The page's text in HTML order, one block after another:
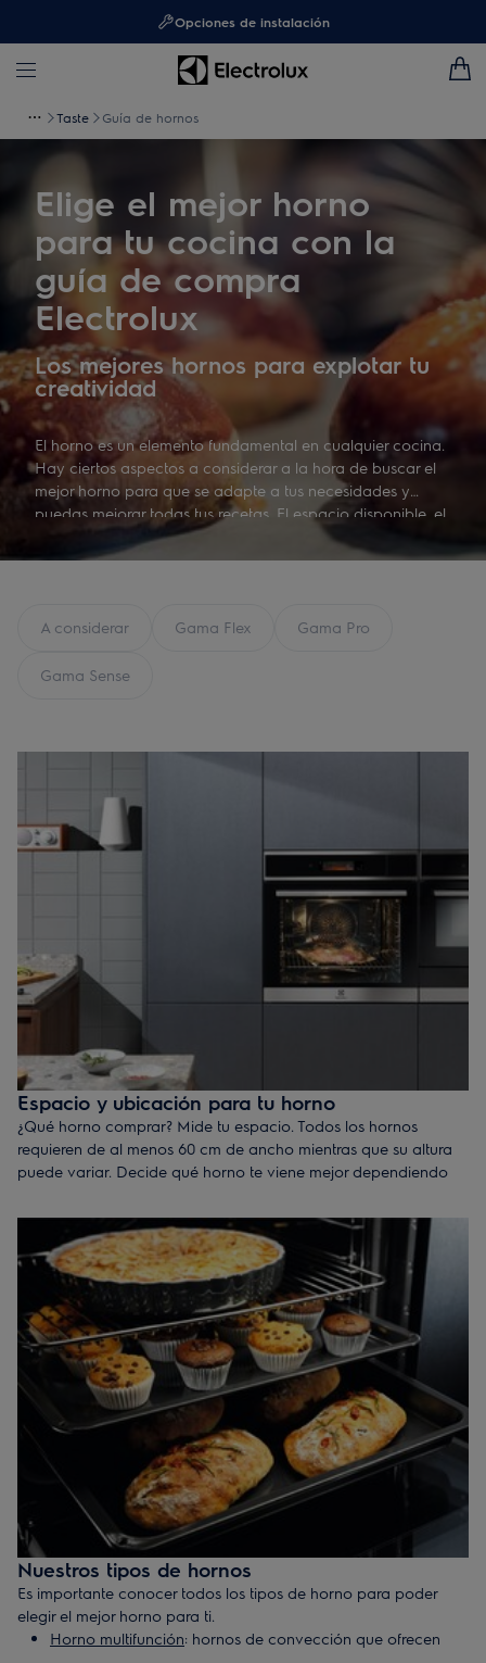
Opciones de instalación
Taste Guía de hornos
Elige el mejor horno
para tu cocina con la
guía de compra
Electrolux
Los mejores hornos para explotar tu
creatividad
El horno es un elemento fundamental en cualquier cocina.
Hay ciertos aspectos a considerar a la hora de buscar el
mejor horno para que se adapte a tus necesidades y
puedas mejorar todas tus recetas. El espacio disponible, el
tipo de cocina que te gusta preparar y tus hábitos de
limpieza influirán en tu decisión final. Sigue las
A considerar
Gama Flex Gama Pro
Gama Sense
Espacio y ubicación para tu horno
¿Qué horno comprar? Mide tu espacio. Todos los hornos
requieren de al menos 60 cm de ancho mientras que su altura
puede variar. Decide qué horno te viene mejor dependiendo
60 cm– un horno de altura estándar, multifunción A de vapor
45 cm– un horno compacto, apto para espacios más
reducidos
Consejo profesional: Ahorra espacio sin renunciar al máximo
rendimiento y funcionalidad con un horno compacto, con las
mismas funciones de cocción de un horno convencional de 60
Nuestros tipos de hornos
Es importante conocer todos los tipos de horno para poder
elegir el mejor horno para ti.
Horno multifunción: hornos de convección que ofrecen